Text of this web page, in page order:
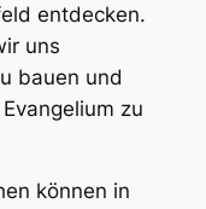
entdecken.
uns
bauen und
zu
können in